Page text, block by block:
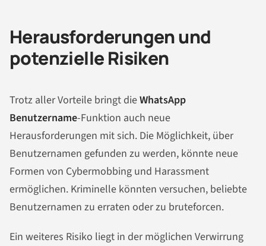
Herausforderungen und
potenzielle Risiken
Trotz aller Vorteile bringt dieWhatsApp
Benutzername-Funktion auch neue
Herausforderungen mit sich. Die Möglichkeit, über
Benutzernamen gefunden zu werden, könnte neue
Formen von Cybermobbing und Harassment
ermöglichen. Kriminelle könnten versuchen, beliebte
Benutzernamen zu erraten oder zu bruteforcen.
Ein weiteres Risiko liegt in der möglichen Verwirrung